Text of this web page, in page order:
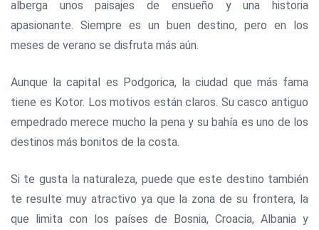
alberga unos paisajes de ensueño y una historia
apasionante. Siempre es un buen destino, pero en los
meses de verano se disfruta más aún.
Aunque la capital es Podgorica, la ciudad que más fama
tiene es Kotor. Los motivos están claros. Su casco antiguo
empedrado merece mucho la pena y su bahía es uno de los
destinos más bonitos de la costa.
Si te gusta la naturaleza, puede que este destino también
te resulte muy atractivo ya que la zona de su frontera, la
que limita con los países de Bosnia, Croacia, Albania y